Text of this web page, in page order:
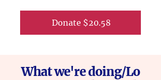
Donate $20.58
What we're doing/Lo